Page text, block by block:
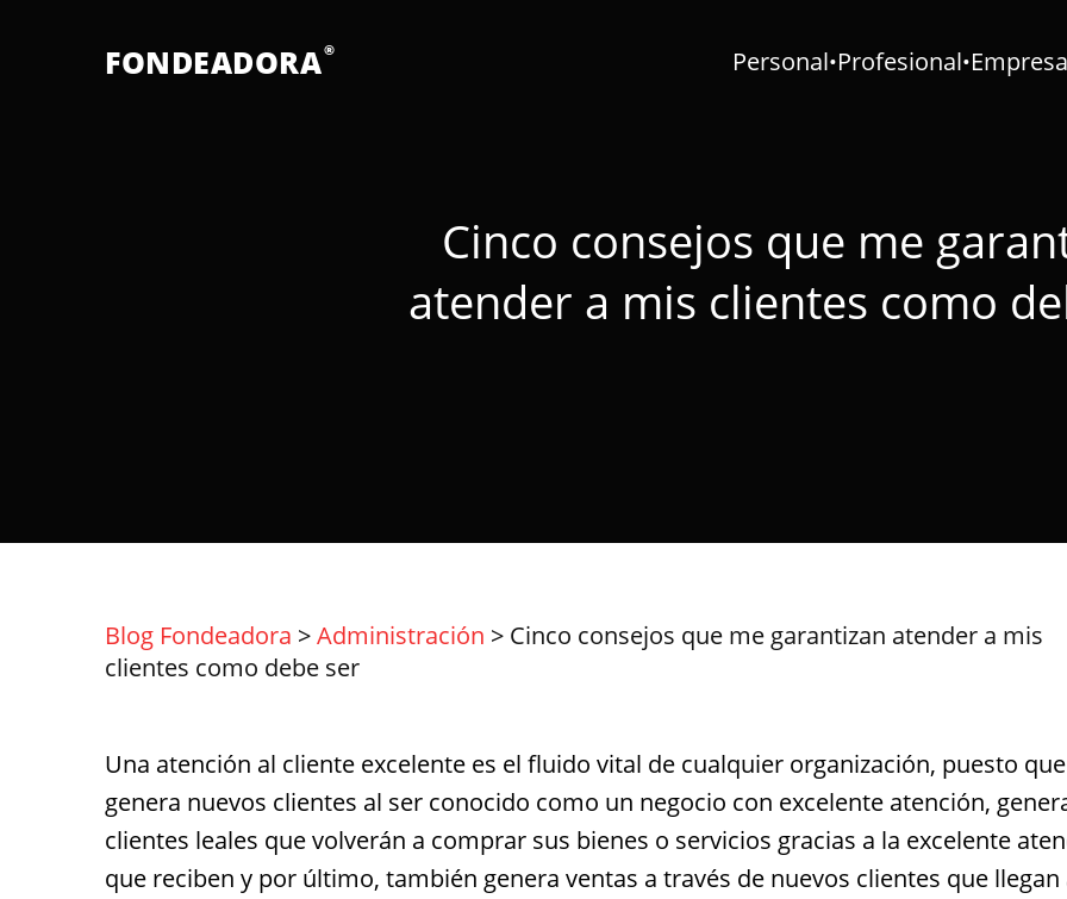
FONDEADORA® Personal•Profesional•
Cinco consejos que me
atender a mis clientes como
Blog Fondeadora >Administración > Cinco consejos que me garantizan atender a mis
clientes como debe ser
Una atención al cliente excelente es el fluido vital de cualquier organización, puesto que
genera nuevos clientes al ser conocido como un negocio con excelente atención,
clientes leales que volverán a comprar sus bienes o servicios gracias a la excelente
que reciben y por último, también genera ventas a través de nuevos clientes que llegan